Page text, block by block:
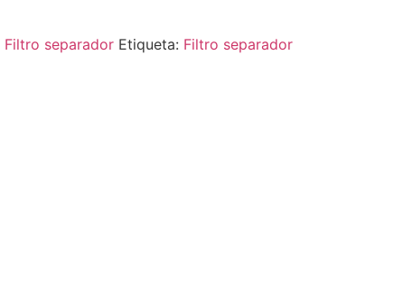
Filtro separador Etiqueta: Filtro separador